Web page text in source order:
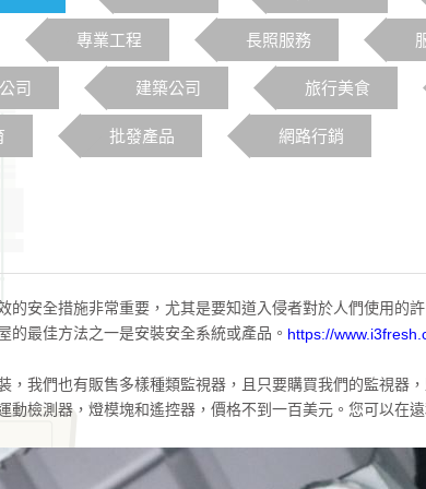
專業工程 長照服務
司 建築公司 旅行美食
批發產品 網路行銷
安全措施非常重要，尤其是要知道入侵者對於人們使用的
最佳方法之一是安裝安全系統或產品。 https://
，我們也有販售多樣種類監視器，且只要購買我們的監視器
檢測器，燈模塊和遙控器，價格不到一百美元。您可以在